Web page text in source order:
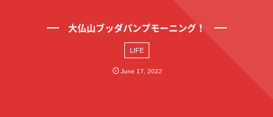
大仏山ブッダパンプモーニング！
LIFE
June 17 ,2022